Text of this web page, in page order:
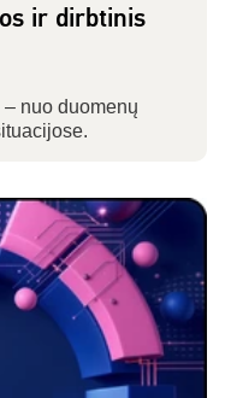
ir dirbtinis
nuo duomenų